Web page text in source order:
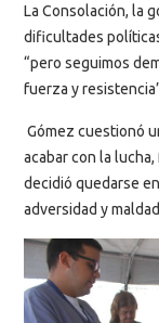
La Consolación, la
dificultades
“pero seguimos
fuerza y
Gómez cuestionó
acabar con la
decidió quedarse
adversidad y